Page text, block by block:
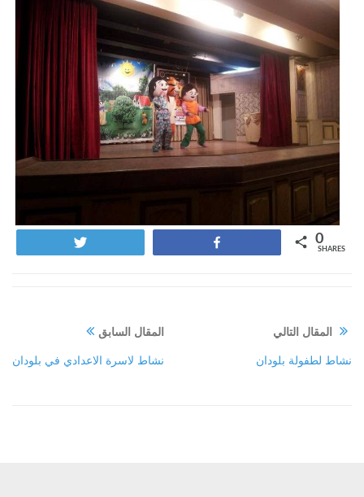
0
SHARES
المقال السابق
نشاط لاسرة الاعدادي في بلودان
المقال التالي
نشاط لطفولة بلودان